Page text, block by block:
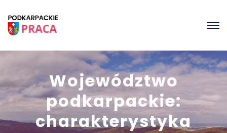
Województwo
podkarpackie:
charakterystyka